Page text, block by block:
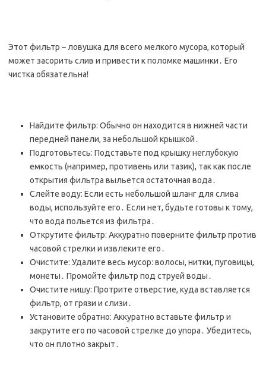
Этот фильтр – ловушка для всего мелкого мусора, который
может засорить слив и привести к поломке машинки․ Его
чистка обязательна!
Найдите фильтр: Обычно он находится в нижней части
передней панели, за небольшой крышкой․
Подготовьтесь: Подставьте под крышку неглубокую
емкость (например, противень или тазик), так как после
открытия фильтра выльется остаточная вода․
Слейте воду: Если есть небольшой шланг для слива
воды, используйте его․ Если нет, будьте готовы к тому,
что вода польется из фильтра․
Открутите фильтр: Аккуратно поверните фильтр против
часовой стрелки и извлеките его․
Очистите: Удалите весь мусор: волосы, нитки, пуговицы,
монеты․ Промойте фильтр под струей воды․
Очистите нишу: Протрите отверстие, куда вставляется
фильтр, от грязи и слизи․
Установите обратно: Аккуратно вставьте фильтр и
закрутите его по часовой стрелке до упора․ Убедитесь,
что он плотно закрыт․